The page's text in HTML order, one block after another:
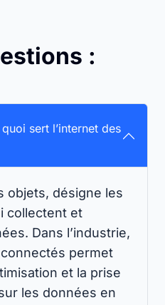
:
quoi sert l’internet des
objets, désigne les
collectent et
Dans l’industrie,
permet
et la prise
les données en